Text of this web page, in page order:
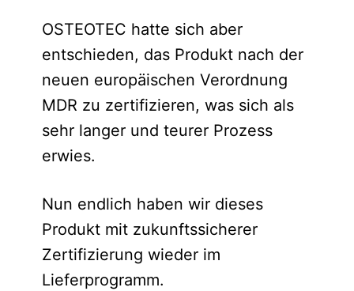
OSTEOTEC hatte sich aber
entschieden, das Produkt nach der
neuen europäischen Verordnung
MDR zu zertifizieren, was sich als
sehr langer und teurer Prozess
erwies.
Nun endlich haben wir dieses
Produkt mit zukunftssicherer
Zertifizierung wieder im
Lieferprogramm.